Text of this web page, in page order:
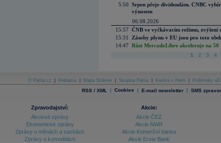
5:50 Srpen přeje dividendám. CNBC
výnosem
06.08.2026
15:57 ČNB ve vyčkávacím režimu, zvýšení
15:31
Zásoby plynu v EU jsou pro toto
14:47 Růst MercadoLibre akceleruje na
1 2 3 4
O Patria.cz Reklama Mapa Stránek Skupina Patria Kariéra v Patrii Podmínky
RSS / XML | Cookies | E-mail newsletter | SMS
Zpravodajství:
Akciové zprávy
Ekonomické zprávy
Zprávy o měnách a sazbách
Zprávy o komoditách
Akcie:
Akcie ČEZ
Akcie NWR
Akcie Komerční banka
Akcie Erste Bank